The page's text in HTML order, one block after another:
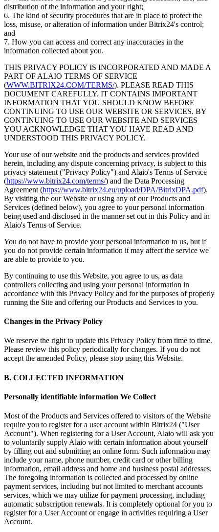
distribution of the information and your right;
6. The kind of security procedures that are in place to protect the
loss, misuse, or alteration of information under Bitrix24's control;
and
7. How you can access and correct any inaccuracies in the
information collected about you.
THIS PRIVACY POLICY IS INCORPORATED AND MADE A
PART OF ALAIO TERMS OF SERVICE
(WWW.BITRIX24.COM/TERMS/). PLEASE READ THIS
DOCUMENT CAREFULLY. IT CONTAINS IMPORTANT
INFORMATION THAT YOU SHOULD KNOW BEFORE
CONTINUING TO USE OUR WEBSITE OR SERVICES. BY
CONTINUING TO USE OUR WEBSITE AND SERVICES
YOU ACKNOWLEDGE THAT YOU HAVE READ AND
UNDERSTOOD THIS PRIVACY POLICY.
Your use of our website and the products and services provided
herein, including any dispute concerning privacy, is subject to this
privacy statement ("Privacy Policy") and Alaio's Terms of Service
(https://www.bitrix24.com/terms/) and the Data Processing
Agreement (https://www.bitrix24.eu/upload/DPA/BitrixDPA.pdf).
By visiting the our Website or using any of our Products and
Services (defined below), you agree to your personal information
being used and disclosed in the manner set out in this Policy and in
Alaio's Terms of Service.
You do not have to provide your personal information to us, but if
you do not provide certain information it may affect the service we
are able to provide to you.
By continuing to use this Website, you agree to us, as data
controllers collecting and using your personal information in
accordance with this Privacy Policy and for the purposes of properly
running the Site and offering our Products and Services to you.
Changes in the Privacy Policy
We reserve the right to update this Privacy Policy from time to time.
Please review this policy periodically for changes. If you do not
accept the amended Policy, please stop using this Website.
B. COLLECTED INFORMATION
Personally identifiable information We Collect
Most of the Products and Services offered to visitors of the Website
require you to register for a user account within Bitrix24 ("User
Account"). When registering for a User Account, Alaio will ask you
to voluntarily supply Alaio with certain information about yourself
by filling out and submitting an online form. Such information may
include your name, phone number, credit card or other billing
information, email address and home and business postal addresses.
The foregoing information is collected and processed by online
payment services, including but not limited to merchant accounts
services, which we may utilize for payment processing, including
automatic subscription renewals. It is completely optional for you to
register for a User Account or engage in activities requiring a User
Account.